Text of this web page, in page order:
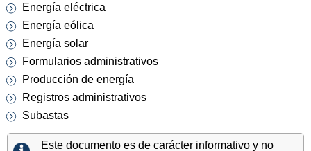
Energía eléctrica
Energía eólica
Energía solar
Formularios administrativos
Producción de energía
Registros administrativos
Subastas
Este documento es de carácter informativo y no